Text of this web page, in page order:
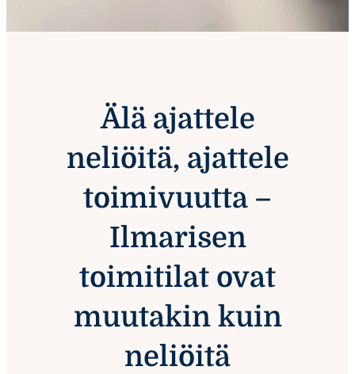
Älä ajattele
neliöitä, ajattele
toimivuutta –
Ilmarisen
toimitilat ovat
muutakin kuin
neliöitä